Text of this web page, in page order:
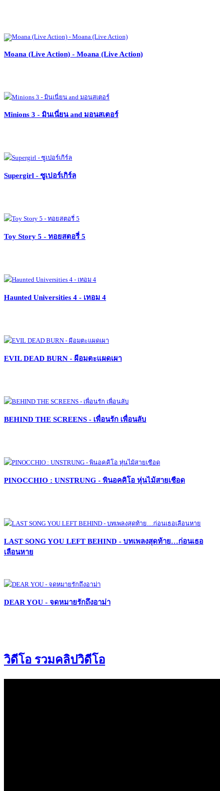
Moana (Live Action) - Moana (Live Action)
Minions 3 - มินเนี่ยน and มอนสเตอร์
Supergirl - ซูเปอร์เกิร์ล
Toy Story 5 - ทอยสตอรี่ 5
Haunted Universities 4 - เทอม 4
EVIL DEAD BURN - ผีอมตะแผดเผา
BEHIND THE SCREENS - เพื่อนรัก เพื่อนลับ
PINOCCHIO : UNSTRUNG - พินอคคิโอ หุ่นไม้สายเชือด
LAST SONG YOU LEFT BEHIND - บทเพลงสุดท้าย…ก่อนเธอ
เลือนหาย
DEAR YOU - จดหมายรักถึงอาม่า
วิดีโอ รวมคลิปวิดีโอ